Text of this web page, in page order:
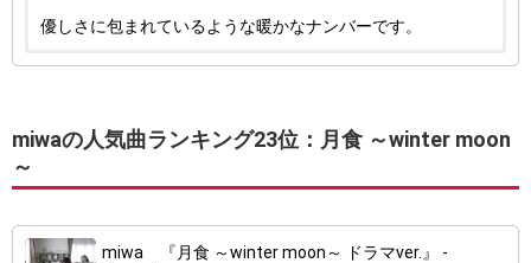
優しさに包まれているような暖かなナンバーです。
miwaの人気曲ランキング23位：月食 ～winter moon
～
miwa 『月食 ～winter moon～ ドラマver.』 -